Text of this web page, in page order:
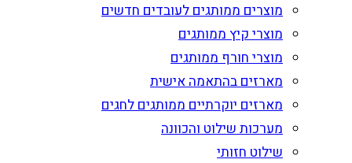
מוצרים ממותגים לעובדים חדשים
מוצרי קיץ ממותגים
מוצרי חורף ממותגים
מארזים בהתאמה אישית
מארזים יוקרתיים ממותגים לחגים
מערכות שילוט והכוונה
שילוט חזותי